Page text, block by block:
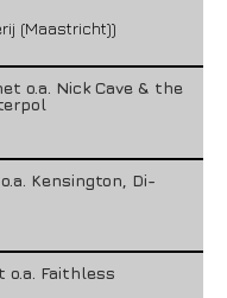
(Maastricht))
o.a. Nick Cave & the
Kensington, Di-
o.a. Faithless